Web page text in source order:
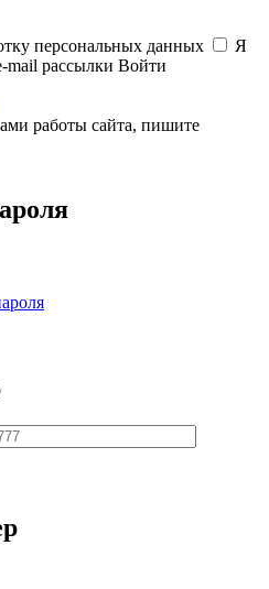
персональных данных
Я
mail рассылки Войти
работы сайта, пишите